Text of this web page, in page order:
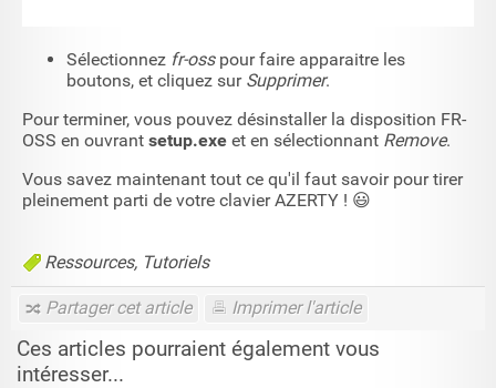
Sélectionnez fr-osspour faire apparaitre les
boutons, et cliquez sur Supprimer.
Pour terminer, vous pouvez désinstaller la disposition FR-
OSS en ouvrant setup.exe et en sélectionnant Remove.
Vous savez maintenant tout ce qu'il faut savoir pour tirer
pleinement parti de votre clavier AZERTY ! 😃
Ressources Tutoriels
Partager cet article Imprimer l'article
Ces articles pourraient également vous
intéresser...